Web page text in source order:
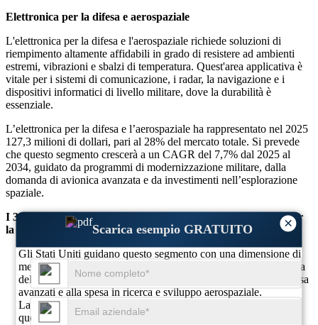
×
Scarica esempio GRATUITO
Elettronica per la difesa e aerospaziale
L'elettronica per la difesa e l'aerospaziale richiede soluzioni di
riempimento altamente affidabili in grado di resistere ad ambienti
estremi, vibrazioni e sbalzi di temperatura. Quest'area applicativa è
vitale per i sistemi di comunicazione, i radar, la navigazione e i
dispositivi informatici di livello militare, dove la durabilità è
essenziale.
L’elettronica per la difesa e l’aerospaziale ha rappresentato nel 2025
127,3 milioni di dollari, pari al 28% del mercato totale. Si prevede
che questo segmento crescerà a un CAGR del 7,7% dal 2025 al
2034, guidato da programmi di modernizzazione militare, dalla
domanda di avionica avanzata e da investimenti nell’esplorazione
spaziale.
I 3 principali paesi dominanti nel segmento dell'elettronica per
la difesa e aerospaziale
Gli Stati Uniti guidano questo segmento con una dimensione di
mercato di 38,2 milioni di dollari nel 2025, detenendo una quota
del 30% e un CAGR previsto del 7,8% grazie a progetti di difesa
avanzati e alla spesa in ricerca e sviluppo aerospaziale.
La Russia deteneva 16,5 milioni di dollari nel 2025, pari a una
quota del 13% e un CAGR previsto del 7,4%, alimentato dalla